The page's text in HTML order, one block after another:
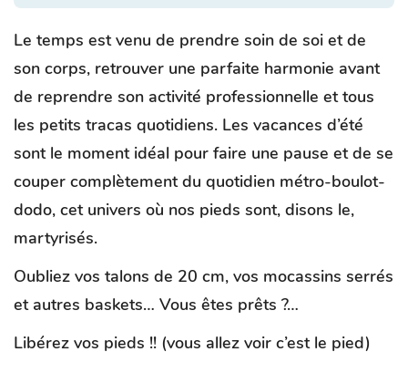
Le temps est venu de prendre soin de soi et de
son corps, retrouver une parfaite harmonie avant
de reprendre son activité professionnelle et tous
les petits tracas quotidiens. Les vacances d’été
sont le moment idéal pour faire une pause et de se
couper complètement du quotidien métro-boulot-
dodo, cet univers où nos pieds sont, disons le,
martyrisés.
Oubliez vos talons de 20 cm, vos mocassins serrés
et autres baskets… Vous êtes prêts ?…
Libérez vos pieds !! (vous allez voir c’est le pied)